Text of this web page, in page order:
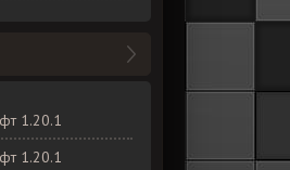
1.20.1
1.20.1